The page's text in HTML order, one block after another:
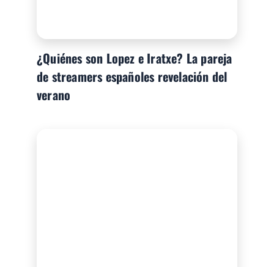
¿Quiénes son Lopez e Iratxe? La pareja
de streamers españoles revelación del
verano